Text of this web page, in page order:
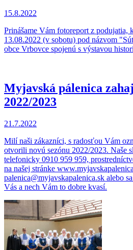
15.8.2022
Prinášame Vám fotoreport z podujatia,
13.08.2022 (v sobotu) pod názvom
obce Vrbovce spojenú s výstavou
Myjavská pálenica
2022/2023
21.7.2022
Milí naši zákazníci, s radosťou Vám
otvorili novú sezónu 2022/2023. Naše
telefonicky 0910 959 959,
na našej stránke
palenica@myjavskapalenica.sk alebo
Vás a nech Vám to dobre kvasí.